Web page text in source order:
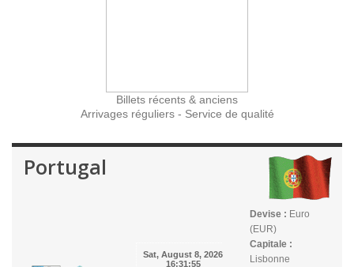
Billets récents & anciens
Arrivages réguliers - Service de qualité
Portugal
Devise : Euro
(EUR)
Capitale :
Lisbonne